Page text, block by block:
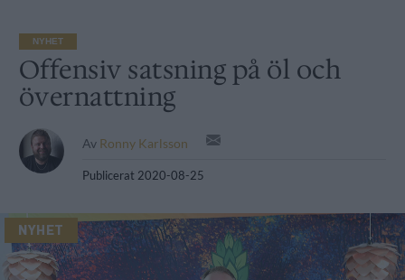
NYHET
Offensiv satsning på öl och
övernattning
Av Ronny Karlsson
Publicerat 2020-08-25
NYHET